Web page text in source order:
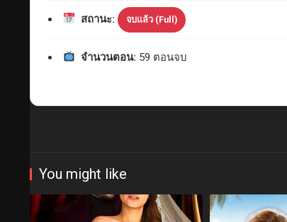
สถานะ: จบแล้ว (Full)
จำนวนตอน: 59 ตอนจบ
You might like